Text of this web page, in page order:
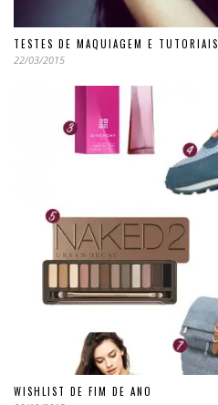
TESTES DE MAQUIAGEM E TUTORIAIS
22/03/2015
WISHLIST DE FIM DE ANO